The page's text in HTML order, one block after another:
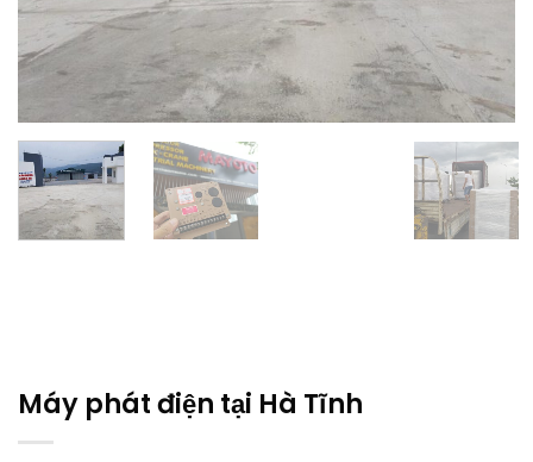
Máy phát điện tại Hà Tĩnh